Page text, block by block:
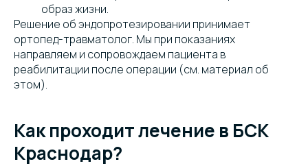
образ жизни.
Решение об эндопротезировании принимает
ортопед-травматолог. Мы при показаниях
направляем и сопровождаем пациента в
реабилитации после операции (см. материал об
этом).
Как проходит лечение в БСК
Краснодар?